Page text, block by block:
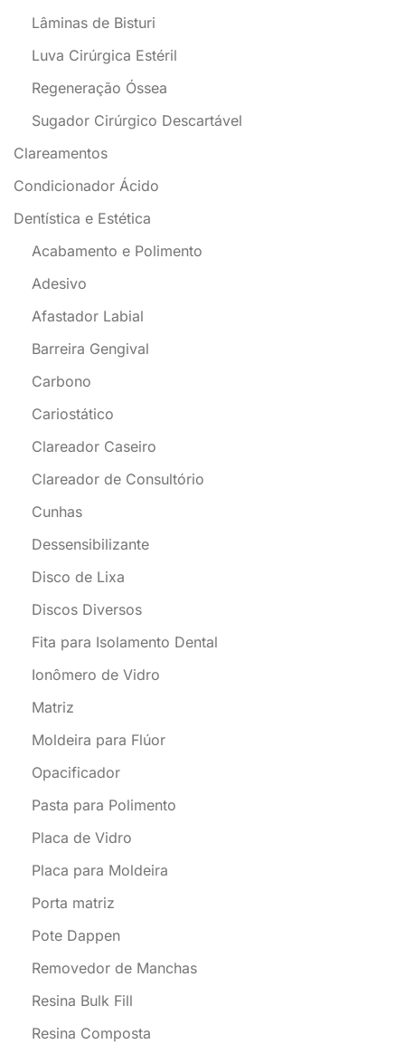
Lâminas de Bisturi
Luva Cirúrgica Estéril
Regeneração Óssea
Sugador Cirúrgico Descartável
Clareamentos
Condicionador Ácido
Dentística e Estética
Acabamento e Polimento
Adesivo
Afastador Labial
Barreira Gengival
Carbono
Cariostático
Clareador Caseiro
Clareador de Consultório
Cunhas
Dessensibilizante
Disco de Lixa
Discos Diversos
Fita para Isolamento Dental
Ionômero de Vidro
Matriz
Moldeira para Flúor
Opacificador
Pasta para Polimento
Placa de Vidro
Placa para Moldeira
Porta matriz
Pote Dappen
Removedor de Manchas
Resina Bulk Fill
Resina Composta